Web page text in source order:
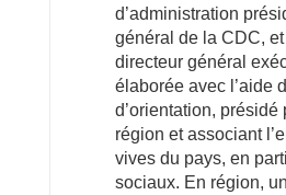
d’administration
général de la CDC,
directeur général
élaborée avec l’aide
d’orientation,
région et associant
vives du pays, en
sociaux. En région,